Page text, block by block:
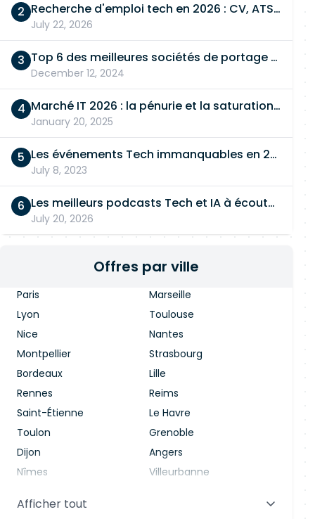
Recherche d'emploi tech en 2026 : CV, ATS, entretien… On vous dit tout
July 22, 2026
Top 6 des meilleures sociétés de portage salarial
December 12, 2024
Marché IT 2026 : la pénurie et la saturation, en même temps
January 20, 2025
Les événements Tech immanquables en 2026
July 8, 2023
Les meilleurs podcasts Tech et IA à écouter en 2026
July 20, 2026
Offres par ville
Paris
Marseille
Lyon
Toulouse
Nice
Nantes
Montpellier
Strasbourg
Bordeaux
Lille
Rennes
Reims
Saint-Étienne
Le Havre
Toulon
Grenoble
Dijon
Angers
Nîmes
Villeurbanne
Aix-en-Provence
Afficher tout